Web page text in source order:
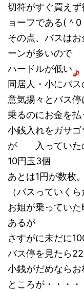
切符がすぐ買え
ョーフである(＾
その点、バスは
ーンが多いので
ハードルが低い
同居人・小にバ
意気揚々とバス
乗るのにお金を
小銭入れをガサゴ
が 入っていた
10円玉3個
あとは1円が数枚。
（バスっていく
お姐が乗ってい
あるが
さすがに未だに
バス停を見たら
小銭がだめなら
ところが・・・・